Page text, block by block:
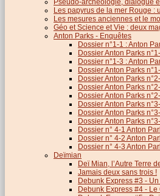
Les papyrus de la mer Rouge
Les mesures anciennes et le
Géo et Science et Vie : deux
Anton Parks - Enquêtes
Dossier n°1-1 : Anton
Dossier Anton Parks
Dossier n°1-3 : Anton
Dossier Anton Parks
Dossier Anton Parks
Dossier Anton Parks
Dossier Anton Parks
Dossier Anton Parks
Dossier Anton Parks
Dossier Anton Parks
Dossier n° 4-1 Anton
Dossier n° 4-2 Anton
Dossier n° 4-3 Anton
Deïmian
Deï Mian, l’Autre Terre
Jamais deux sans trois !
Debunk Express #3 -
Debunk Express #4 -